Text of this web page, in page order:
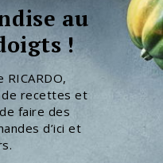
au
!
RICARDO,
de recettes et
faire des
d’ici et